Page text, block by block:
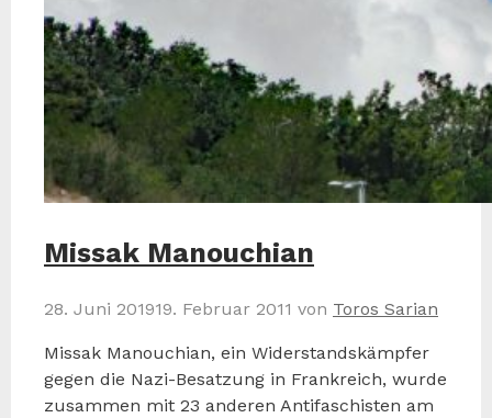
Missak Manouchian
28. Juni 201919. Februar 2011 von Toros Sarian
Missak Manouchian, ein Widerstandskämpfer
gegen die Nazi-Besatzung in Frankreich, wurde
zusammen mit 23 anderen Antifaschisten am